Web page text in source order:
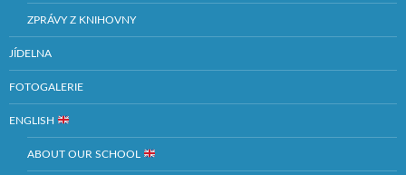
ZPRÁVY Z KNIHOVNY
JÍDELNA
FOTOGALERIE
ENGLISH
ABOUT OUR SCHOOL